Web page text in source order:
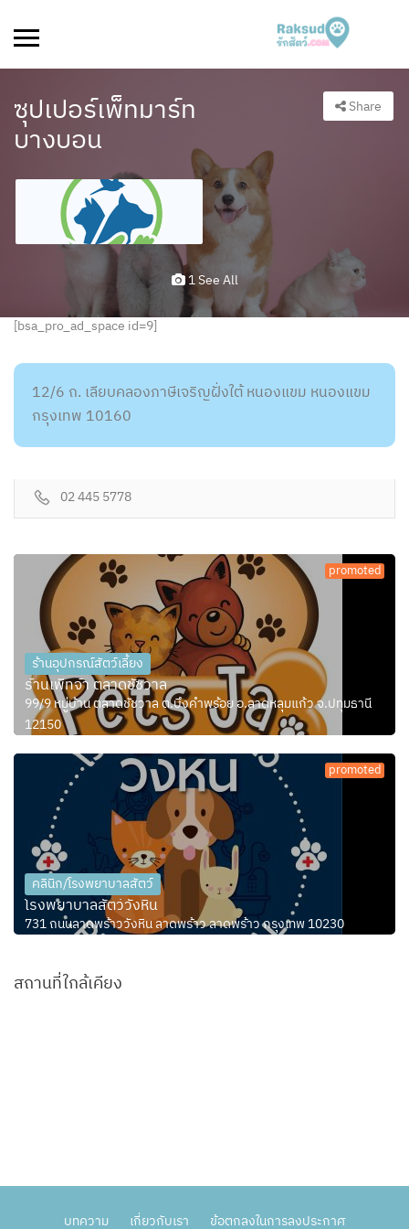
ซุปเปอร์เพ็ทมาร์ท
บางบอน
Share
1 See All
[bsa_pro_ad_space id=9]
12/6 ถ. เลียบคลองภาษีเจริญฝั่งใต้ หนองแขม หนองแขม
กรุงเทพ 10160
02 445 5778
promoted
ร้านอุปกรณ์สัตว์เลี้ยง
ร้านเพ็ทจ้า ตลาดชัชวาล
99/9 หมู่บ้าน ตลาดชัชวาล ต.บึงคำพร้อย อ.ลาดหลุมแก้ว จ.ปทุมธานี
12150
promoted
คลินิก/โรงพยาบาลสัตว์
โรงพยาบาลสัตว์วังหิน
731 ถนนลาดพร้าววังหิน ลาดพร้าว ลาดพร้าว กรุงเทพ 10230
สถานที่ใกล้เคียง
บทความ เกี่ยวกับเรา ข้อตกลงในการลงประกาศ